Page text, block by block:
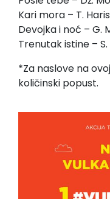
Kari mora – T. Haris
Devojka i noć – G.
Trenutak istine – S.
*Za naslove na
količinski popust.